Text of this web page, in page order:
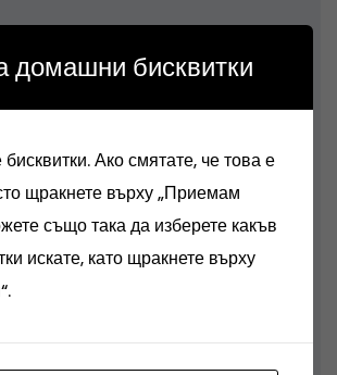
DNA of Success Awards
Бачорски отново лектор
домашни бисквитки
Ако смятате, че това е
щракнете върху „Приемам
също така да изберете какъв
искате, като щракнете върху